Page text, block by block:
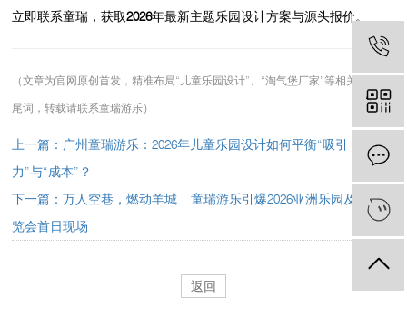
立即联系童瑞，获取2026年最新主题乐园设计方案与源头报价。
（文章为官网原创首发，精准布局“儿童乐园设计”、“淘气堡厂家”等相关搜索长
尾词，转载请联系童瑞游乐）
上一篇：广州童瑞游乐：2026年儿童乐园设计如何平衡“吸引
力”与“成本”？
下一篇：万人空巷，燃动羊城 | 童瑞游乐引爆2026亚洲乐园及景点博
览会首日现场
返回